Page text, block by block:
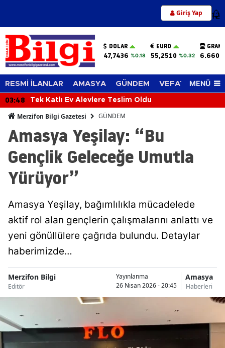
Giriş Yap 12
DOLAR
47,7436 %0.18
EURO
55,2510 %0.32
RESMİ İLANLAR AMASYA GÜNDEM VEFAT EDENLER
MENÜ
03:48 Tek Katlı Ev Alevlere Teslim Oldu
Merzifon Bilgi Gazetesi GÜNDEM
Amasya Yeşilay: “Bu
Gençlik Geleceğe Umutla
Yürüyor”
Amasya Yeşilay, bağımlılıkla mücadelede
aktif rol alan gençlerin çalışmalarını anlattı ve
yeni gönüllülere çağrıda bulundu. Detaylar
haberimizde…
Merzifon Bilgi
Editör
Yayınlanma
26 Nisan 2026 - 20:45
Amasya
Haberleri